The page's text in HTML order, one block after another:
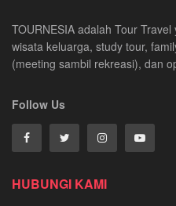
TOURNESIA adalah Tour
wisata keluarga, study tour,
(meeting sambil rekreasi), dan
Follow Us
HUBUNGI KAMI